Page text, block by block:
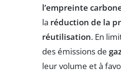
l’empreinte
la réduction de la
réutilisation. En
des émissions de
leur volume et à